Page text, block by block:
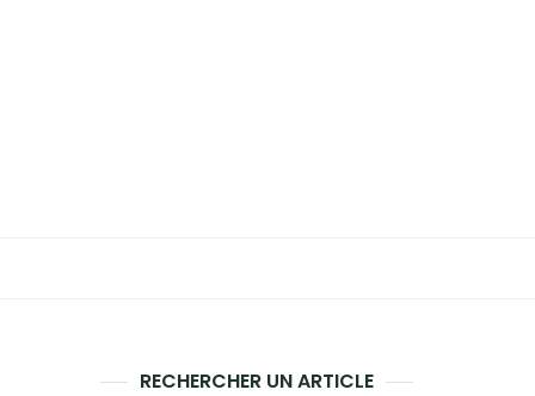
RECHERCHER UN ARTICLE